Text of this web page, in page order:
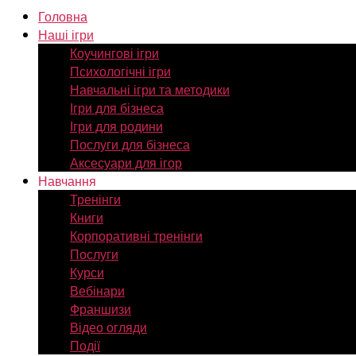
Головна
Наші ігри
Коучингові ігри
Психологічні ігри
Навчальні ігри та методики
Ігри для бізнеса
Ігри для родини
Послуги для бізнеса
Аксесуари для ігор
Навчання
Тренінги
Книги
Корпоративні тренінги
Послуги
Курси
Вебінари
Франшизи
Відео огляди
Події